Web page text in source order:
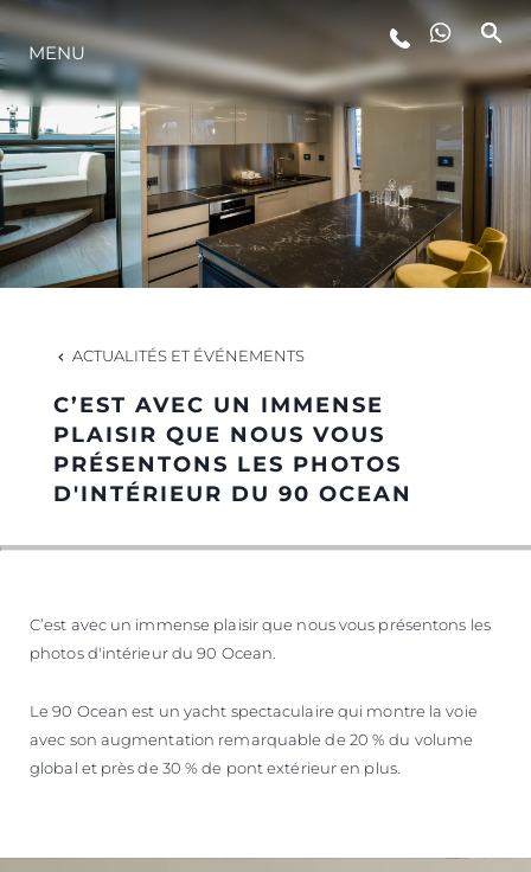
STYLE DE VIE
L'INNOVATION
LA SOCIÉTÉ
NOTRE ÉQUIPE
NOTRE HÉRITAGE
MENU
ACTUALITÉS ET ÉVÉNEMENTS
C’EST AVEC UN IMMENSE
PLAISIR QUE NOUS VOUS
PRÉSENTONS LES PHOTOS
D'INTÉRIEUR DU 90 OCEAN
C’est avec un immense plaisir que nous vous présentons les
photos d'intérieur du 90 Ocean.
Le 90 Ocean est un yacht spectaculaire qui montre la voie
avec son augmentation remarquable de 20 % du volume
global et près de 30 % de pont extérieur en plus.